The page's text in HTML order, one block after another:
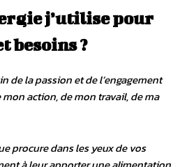
j’utilise pour
besoins ?
de la passion et de l’engagement
action, de mon travail, de ma
procure dans les yeux de vos